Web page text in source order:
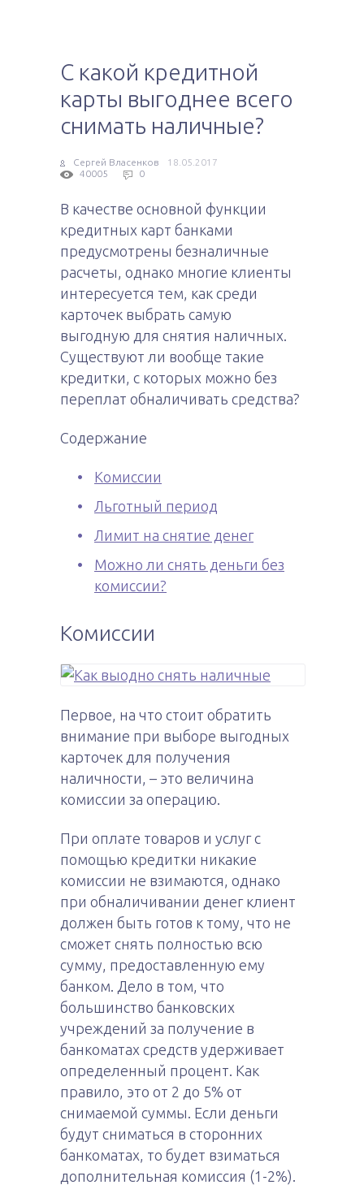
С какой кредитной
карты выгоднее всего
снимать наличные?
Сергей Власенков
18.05.2017
40005
0
В качестве основной функции
кредитных карт банками
предусмотрены безналичные
расчеты, однако многие клиенты
интересуется тем, как среди
карточек выбрать самую
выгодную для снятия наличных.
Существуют ли вообще такие
кредитки, с которых можно без
переплат обналичивать средства?
Содержание
Комиссии
Льготный период
Лимит на снятие денег
Можно ли снять деньги без
комиссии?
Комиссии
Первое, на что стоит обратить
внимание при выборе выгодных
карточек для получения
наличности, – это величина
комиссии за операцию.
При оплате товаров и услуг с
помощью кредитки никакие
комиссии не взимаются, однако
при обналичивании денег клиент
должен быть готов к тому, что не
сможет снять полностью всю
сумму, предоставленную ему
банком. Дело в том, что
большинство банковских
учреждений за получение в
банкоматах средств удерживает
определенный процент. Как
правило, это от 2 до 5% от
снимаемой суммы. Если деньги
будут сниматься в сторонних
банкоматах, то будет взиматься
дополнительная комиссия (1-2%).